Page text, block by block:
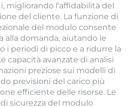
migliorando l'affidabilità del
del cliente. La funzione di
del modulo consente
alla domanda, aiutando le
i periodi di picco e a ridurre la
capacità avanzate di analisi
preziose sui modelli di
previsioni del carico più
efficiente delle risorse. Le
sicurezza del modulo